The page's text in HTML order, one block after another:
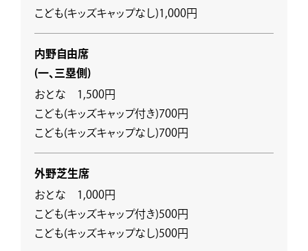
こども(キッズキャップなし)1,000円
内野自由席
(一、三塁側)
おとな 1,500円
こども(キッズキャップ付き)700円
こども(キッズキャップなし)700円
外野芝生席
おとな 1,000円
こども(キッズキャップ付き)500円
こども(キッズキャップなし)500円